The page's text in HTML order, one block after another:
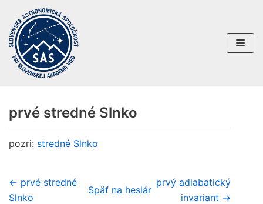
Preskočiť
na
obsah
prvé stredné Slnko
pozri: stredné Slnko
← prvé stredné
Slnko
Späť na heslár
prvý adiabatický
invariant →